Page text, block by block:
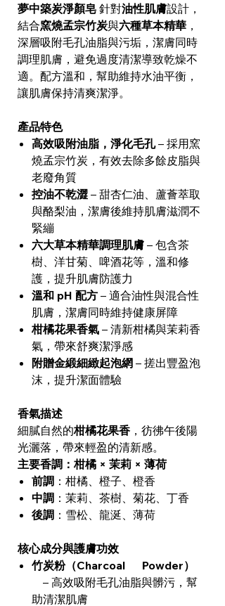
夢中築炭淨顏皂 針對油性肌膚設計，
結合窯燒孟宗竹炭與六種草本精華 ，
深層吸附毛孔油脂與污垢，潔膚同時
調理肌膚，避免過度清潔導致乾燥不
適。配方溫和，幫助維持水油平衡，
讓肌膚保持清爽潔淨。
產品特色
高效吸附油脂，淨化毛孔– 採用窯
燒孟宗竹炭，有效去除多餘皮脂與
老廢角質
控油不乾澀 – 甜杏仁油、蘆薈萃取
與酪梨油，潔膚後維持肌膚滋潤不
緊繃
六大草本精華調理肌膚 – 包含茶
樹、洋甘菊、啤酒花等，溫和修
護，提升肌膚防護力
溫和 pH 配方 – 適合油性與混合性
肌膚，潔膚同時維持健康屏障
柑橘花果香氣 – 清新柑橘與茉莉香
氣，帶來舒爽潔淨感
附贈金緞細緻起泡網 – 搓出豐盈泡
沫，提升潔面體驗
香氣描述
細膩自然的柑橘花果香 ，彷彿午後陽
光灑落，帶來輕盈的清新感。
主要香調：柑橘 × 茉莉 × 薄荷
前調 ：柑橘、橙子、橙香
中調 ：茉莉、茶樹、菊花、丁香
後調 ：雪松、龍涎、薄荷
核心成分與護膚功效
竹炭粉（Charcoal Powder）
– 高效吸附毛孔油脂與髒污，幫
助清潔肌膚